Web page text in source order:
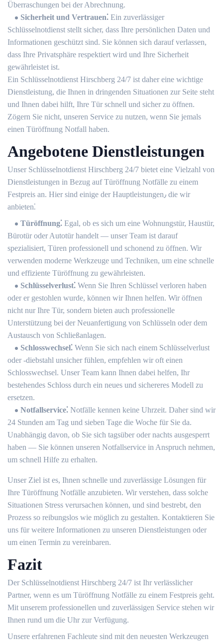
Überraschungen bei der Abrechnung.​
Sicherheit und Vertrauen⁚ Ein zuverlässiger
Schlüsselnotdienst stellt sicher, dass Ihre persönlichen Daten und
Informationen geschützt sind.​ Sie können sich darauf verlassen,
dass Ihre Privatsphäre respektiert wird und Ihre Sicherheit
gewährleistet ist.​
Ein Schlüsselnotdienst Hirschberg 24/7 ist daher eine wichtige
Dienstleistung, die Ihnen in dringenden Situationen zur Seite steht
und Ihnen dabei hilft, Ihre Tür schnell und sicher zu öffnen.
Zögern Sie nicht, unseren Service zu nutzen, wenn Sie jemals
einen Türöffnung Notfall haben.
Angebotene Dienstleistungen
Unser Schlüsselnotdienst Hirschberg 24/7 bietet eine Vielzahl von
Dienstleistungen in Bezug auf Türöffnung Notfälle zu einem
Festpreis an.​ Hier sind einige der Hauptleistungen٫ die wir
anbieten⁚
Türöffnung⁚ Egal, ob es sich um eine Wohnungstür, Haustür,
Bürotür oder Autotür handelt ― unser Team ist darauf
spezialisiert, Türen professionell und schonend zu öffnen.​ Wir
verwenden moderne Werkzeuge und Techniken, um eine schnelle
und effiziente Türöffnung zu gewährleisten.​
Schlüsselverlust⁚ Wenn Sie Ihren Schlüssel verloren haben
oder er gestohlen wurde, können wir Ihnen helfen.​ Wir öffnen
nicht nur Ihre Tür, sondern bieten auch professionelle
Unterstützung bei der Neuanfertigung von Schlüsseln oder dem
Austausch von Schließanlagen.​
Schlosswechsel⁚ Wenn Sie sich nach einem Schlüsselverlust
oder -diebstahl unsicher fühlen, empfehlen wir oft einen
Schlosswechsel.​ Unser Team kann Ihnen dabei helfen, Ihr
bestehendes Schloss durch ein neues und sichereres Modell zu
ersetzen.​
Notfallservice⁚ Notfälle kennen keine Uhrzeit.​ Daher sind wir
24 Stunden am Tag und sieben Tage die Woche für Sie da.
Unabhängig davon, ob Sie sich tagsüber oder nachts ausgesperrt
haben ― Sie können unseren Notfallservice in Anspruch nehmen,
um schnell Hilfe zu erhalten.​
Unser Ziel ist es, Ihnen schnelle und zuverlässige Lösungen für
Ihre Türöffnung Notfälle anzubieten.​ Wir verstehen, dass solche
Situationen Stress verursachen können, und sind bestrebt, den
Prozess so reibungslos wie möglich zu gestalten. Kontaktieren Sie
uns für weitere Informationen zu unseren Dienstleistungen oder
um einen Termin zu vereinbaren.​
Fazit
Der Schlüsselnotdienst Hirschberg 24/7 ist Ihr verlässlicher
Partner, wenn es um Türöffnung Notfälle zu einem Festpreis geht.​
Mit unserem professionellen und zuverlässigen Service stehen wir
Ihnen rund um die Uhr zur Verfügung.​
Unsere erfahrenen Fachleute sind mit den neuesten Werkzeugen